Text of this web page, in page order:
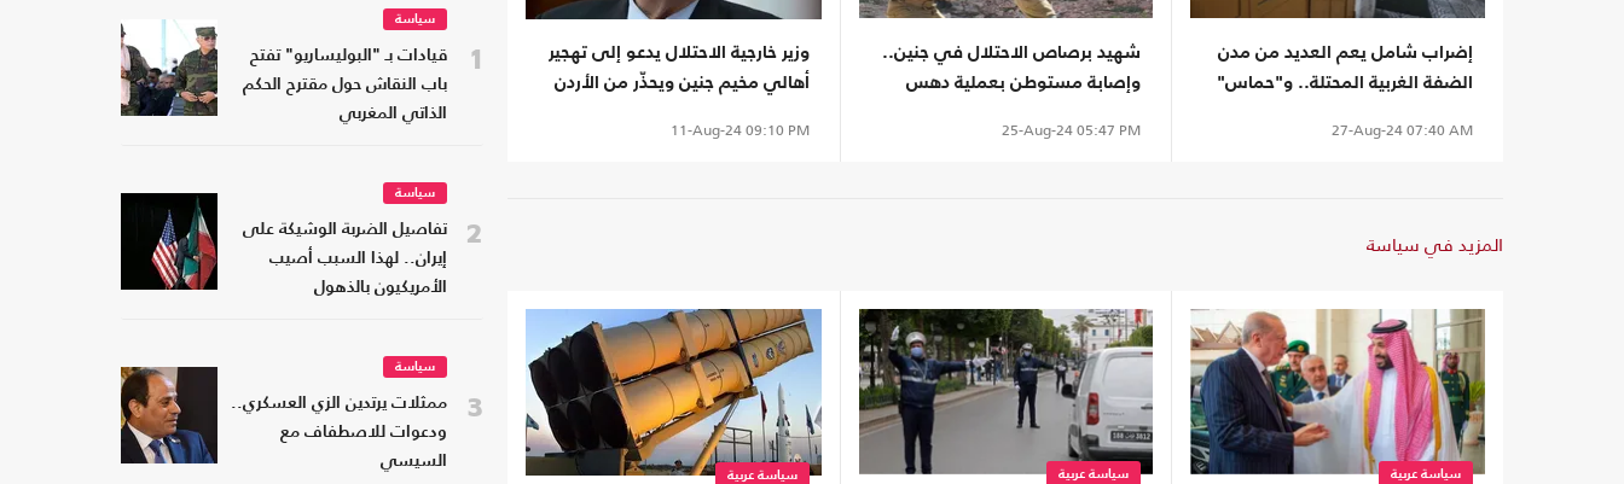
إضراب شامل يعم العديد من مدن
الضفة الغربية المحتلة.. و"حماس"
27-Aug-2407:40 AM
شهيد برصاص الاحتلال في جنين..
وإصابة مستوطن بعملية دهس
25-Aug-2405:47 PM
وزير خارجية الاحتلال يدعو إلى تهجير
أهالي مخيم جنين ويحذّر من الأردن
11-Aug-2409:10 PM
المزيد في سياسة
سياسة عربية سياسة عربية سياسة عربية
1
سياسة
قيادات بـ "البوليساريو" تفتح
باب النقاش حول مقترح الحكم
الذاتي المغربي
2
سياسة
تفاصيل الضربة الوشيكة على
إيران.. لهذا السبب أصيب
الأمريكيون بالذهول
3
سياسة
ممثلات يرتدين الزي العسكري..
ودعوات للاصطفاف مع
السيسي